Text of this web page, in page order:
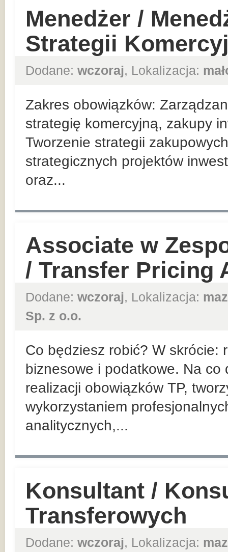
Menedżer /
Strategii
Dodane: wczoraj, Lokalizacja:
Zakres obowiązków:
strategię komercyjną, zakupy
Tworzenie strategii
strategicznych projektów
oraz...
Associate w
/ Transfer Pricing
Dodane: wczoraj, Lokalizacja:
Sp. z o.o.
Co będziesz robić? W skrócie:
biznesowe i podatkowe. Na
realizacji obowiązków TP,
wykorzystaniem
analitycznych,...
Konsultant /
Transferowych
Dodane: wczoraj, Lokalizacja: